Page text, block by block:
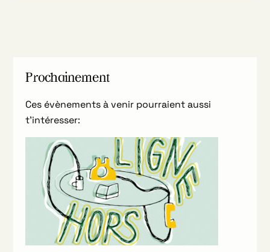
Prochainement
Ces évènements à venir pourraient aussi
t’intéresser: